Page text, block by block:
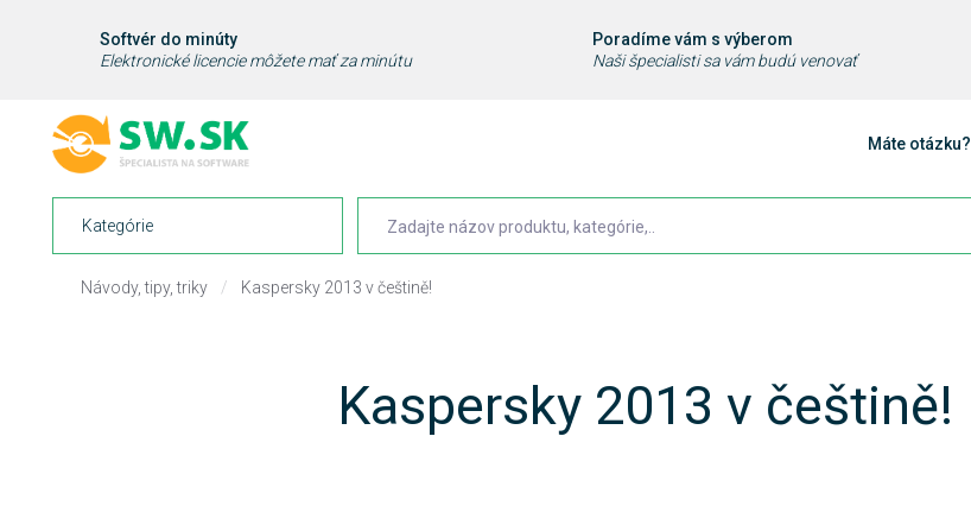
Softvér do minúty
Elektronické licencie môžete mať za minútu
Poradíme vám s výberom
Naši špecialisti sa vám budú venovať
Máte otázku?
Kategórie
Návody, tipy, triky / Kaspersky 2013 v češtině!
Kaspersky 2013 v češtině!